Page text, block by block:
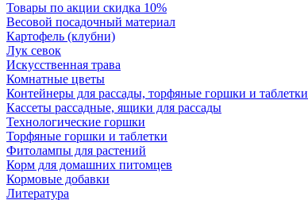
Товары по акции скидка 10%
Весовой посадочный материал
Картофель (клубни)
Лук севок
Искусственная трава
Комнатные цветы
Контейнеры для рассады, торфяные горшки и таблетки
Кассеты рассадные, ящики для рассады
Технологические горшки
Торфяные горшки и таблетки
Фитолампы для растений
Корм для домашних питомцев
Кормовые добавки
Литература